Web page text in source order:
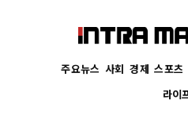
주요뉴스 사회 경제 스포츠
라이